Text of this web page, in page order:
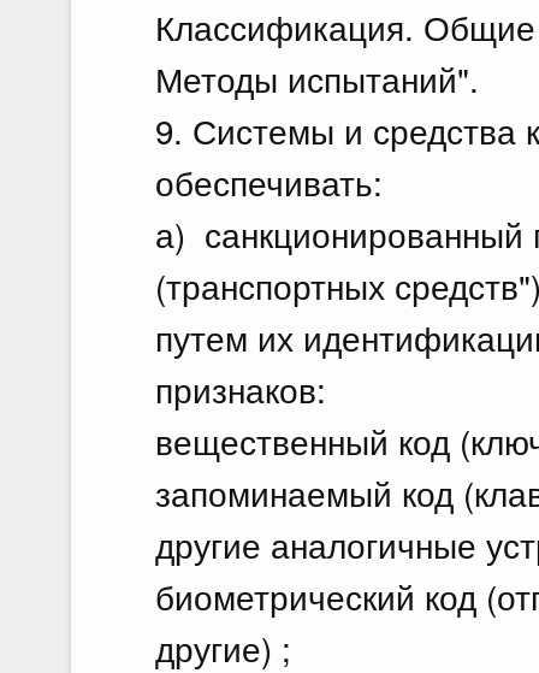
Классификация. Общие
Методы испытаний".
9. Системы и средства
обеспечивать:
а) санкционированный
(транспортных
путем их
признаков:
вещественный код
запоминаемый код
другие аналогичные
биометрический код
другие) ;